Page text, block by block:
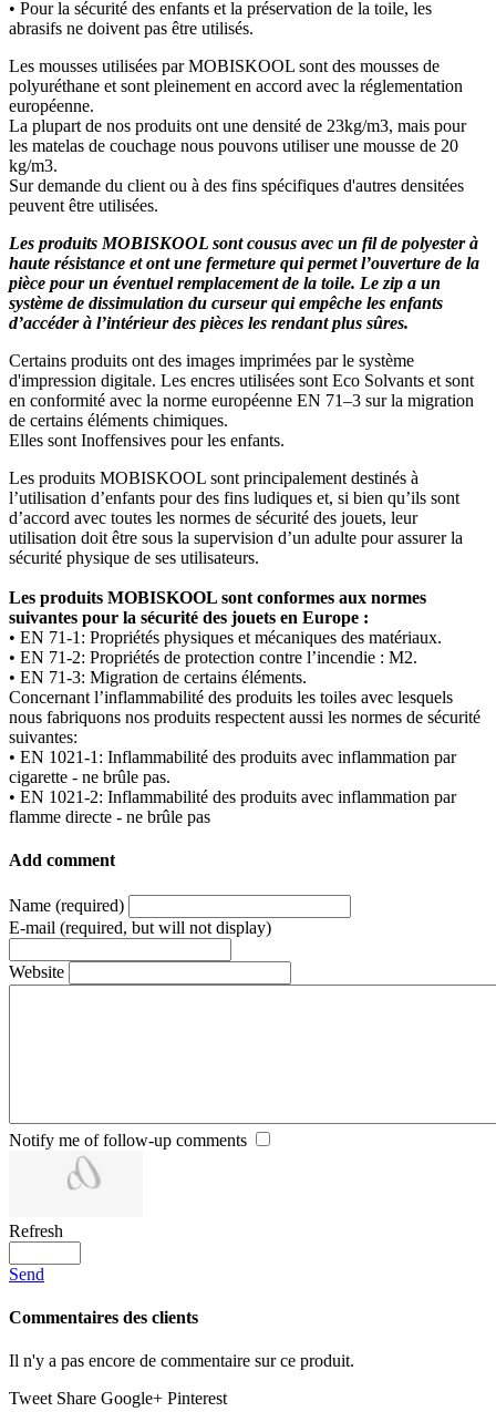
• Pour la sécurité des enfants et la préservation de la toile, les
abrasifs ne doivent pas être utilisés.
Les mousses utilisées par MOBISKOOL sont des mousses de
polyuréthane et sont pleinement en accord avec la réglementation
européenne.
La plupart de nos produits ont une densité de 23kg/m3, mais pour
les matelas de couchage nous pouvons utiliser une mousse de 20
kg/m3.
Sur demande du client ou à des fins spécifiques d'autres densitées
peuvent être utilisées.
Les produits MOBISKOOL sont cousus avec un fil de polyester à
haute résistance et ont une fermeture qui permet l’ouverture de la
pièce pour un éventuel remplacement de la toile. Le zip a un
système de dissimulation du curseur qui empêche les enfants
d’accéder à l’intérieur des pièces les rendant plus sûres.
Certains produits ont des images imprimées par le système
d'impression digitale. Les encres utilisées sont Eco Solvants et sont
en conformité avec la norme européenne EN 71–3 sur la migration
de certains éléments chimiques.
Elles sont Inoffensives pour les enfants.
Les produits MOBISKOOL sont principalement destinés à
l’utilisation d’enfants pour des fins ludiques et, si bien qu’ils sont
d’accord avec toutes les normes de sécurité des jouets, leur
utilisation doit être sous la supervision d’un adulte pour assurer la
sécurité physique de ses utilisateurs.
Les produits MOBISKOOL sont conformes aux normes
suivantes pour la sécurité des jouets en Europe :
• EN 71-1: Propriétés physiques et mécaniques des matériaux.
• EN 71-2: Propriétés de protection contre l’incendie : M2.
• EN 71-3: Migration de certains éléments.
Concernant l’inflammabilité des produits les toiles avec lesquels
nous fabriquons nos produits respectent aussi les normes de sécurité
suivantes:
• EN 1021-1: Inflammabilité des produits avec inflammation par
cigarette - ne brûle pas.
• EN 1021-2: Inflammabilité des produits avec inflammation par
flamme directe - ne brûle pas
Add comment
Name (required)
E-mail (required, but will not display)
Website
Notify me of follow-up comments
Refresh
Send
Commentaires des clients
Il n'y a pas encore de commentaire sur ce produit.
Tweet Share Google+ Pinterest